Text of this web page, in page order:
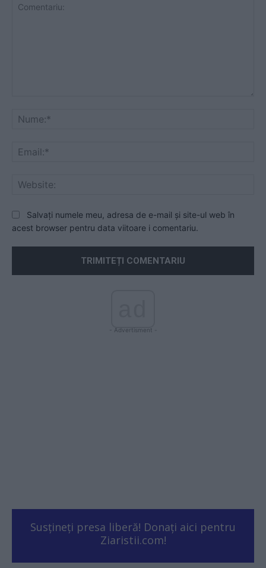
Salvați numele meu, adresa de e-mail și site-ul web în
acest browser pentru data viitoare i comentariu.
- Advertisment -
Susțineți presa liberă! Donați aici pentru
Ziaristii.com!